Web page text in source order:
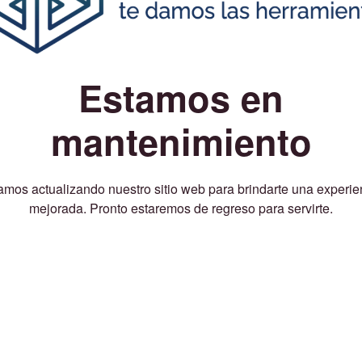
Estamos en
mantenimiento
actualizando nuestro sitio web para brindarte una
mejorada. Pronto estaremos de regreso para servirte.